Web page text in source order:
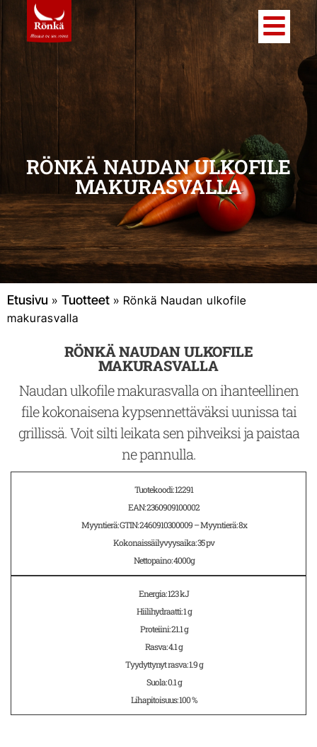
RÖNKÄ NAUDAN ULKOFILE
MAKURASVALLA
Etusivu » Tuotteet » Rönkä Naudan ulkofile
makurasvalla
RÖNKÄ NAUDAN ULKOFILE
MAKURASVALLA
Naudan ulkofile makurasvalla on ihanteellinen
file kokonaisena kypsennettäväksi uunissa tai
grillissä. Voit silti leikata sen pihveiksi ja paistaa
ne pannulla.
Tuotekoodi: 12291
EAN: 2360909100002
Myyntierä: GTIN: 2460910300009 – Myyntierä: 8x
Kokonaissäilyvyysaika: 35 pv
Nettopaino: 4000g
Energia: 123 kJ
Hiilihydraatti: 1 g
Proteiini: 21.1 g
Rasva: 4.1 g
Tyydyttynyt rasva: 1.9 g
Suola: 0.1 g
Lihapitoisuus: 100 %